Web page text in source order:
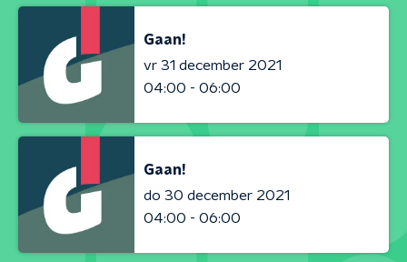
Gaan!
vr 31 december 2021
04:00 - 06:00
Gaan!
do 30 december 2021
04:00 - 06:00